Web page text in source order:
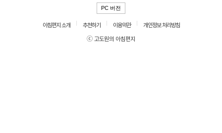
PC 버전
아침편지 소개 추천하기 이용약관
개인정보 처리방침
ⓒ 고도원의 아침편지